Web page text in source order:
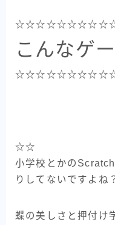
こんなゲ
☆☆
小学校とかの
りしてないですよね
蝶の美しさと押付け